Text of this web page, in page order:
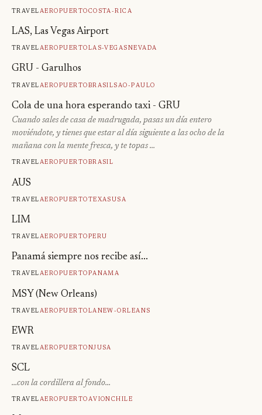
TravelAeropuertoCosta-Rica
LAS, Las Vegas Airport
TravelAeropuertoLas-VegasNevada
GRU - Garulhos
TravelAeropuertoBrasilSao-Paulo
Cola de una hora esperando taxi - GRU
Cuando sales de casa de madrugada, pasas un día entero
moviéndote, y tienes que estar al día siguiente a las ocho de la
mañana con la mente fresca, y te topas …
TravelAeropuertoBrasil
AUS
TravelAeropuertoTexasUsa
LIM
TravelAeropuertoPeru
Panamá siempre nos recibe así...
TravelAeropuertoPanama
MSY (New Orleans)
TravelAeropuertoLaNew-Orleans
EWR
TravelAeropuertoNjUsa
SCL
…con la cordillera al fondo…
TravelAeropuertoAvionChile